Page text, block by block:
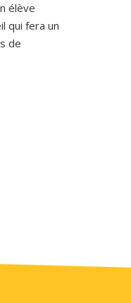
élève
qui fera un
de